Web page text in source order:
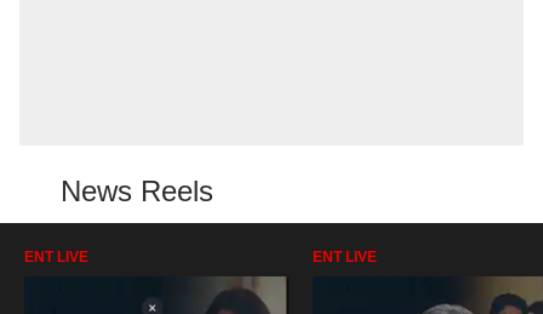
News Reels
ENT LIVE ENT LIVE